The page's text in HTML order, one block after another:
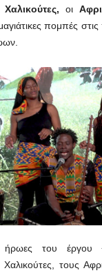
Χαλικούτες, οι
πομπές στις
ήρωες του έργου
τους